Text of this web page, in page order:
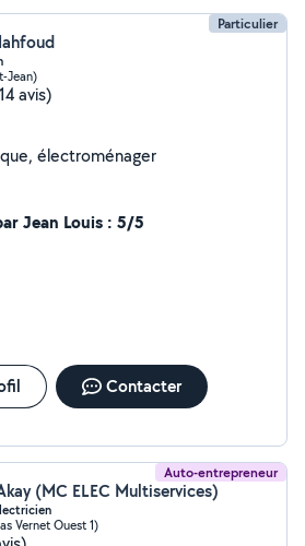
Particulier
Jean)
avis)
électroménager
Jean Louis : 5/5
Contacter
Auto-entrepreneur
(MC ELEC Multiservices)
Vernet Ouest 1)